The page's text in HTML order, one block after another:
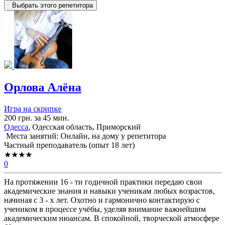
Выбрать этого репетитора
Орлова Алёна
Игра на скрипке
200 грн. за 45 мин.
Одесса, Одесская область, Приморский
Места занятий: Онлайн, на дому у репетитора
Частный преподаватель (опыт 18 лет)
★★★★
0
На протяжении 16 - ти годичной практики передаю свои
академические знания и навыки ученикам любых возрастов,
начиная с 3 - х лет. Охотно и гармонично контактирую с
учеником в процессе учёбы, уделяя внимание важнейшим
академическим нюансам. В спокойной, творческой атмосфере